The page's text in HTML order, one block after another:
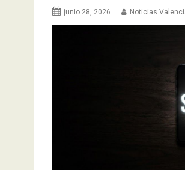
junio 28, 2026 Noticias